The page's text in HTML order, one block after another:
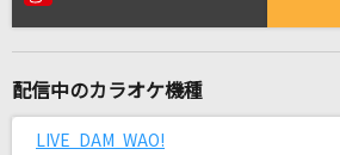
[生音]天城越え
配信中のカラオケ機種
LIVE DAM WAO!